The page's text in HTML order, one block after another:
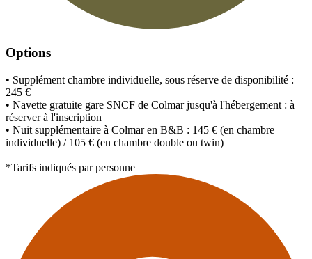
Options
• Supplément chambre individuelle, sous réserve de disponibilité :
245 €
• Navette gratuite gare SNCF de Colmar jusqu'à l'hébergement : à
réserver à l'inscription
• Nuit supplémentaire à Colmar en B&B : 145 € (en chambre
individuelle) / 105 € (en chambre double ou twin)
*Tarifs indiqués par personne